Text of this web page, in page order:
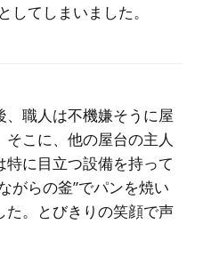
してしまいました。
職人は不機嫌そうに屋
こに、他の屋台の主人
に目立つ設備を持って
がらの釜”でパンを焼い
た。とびきりの笑顔で声